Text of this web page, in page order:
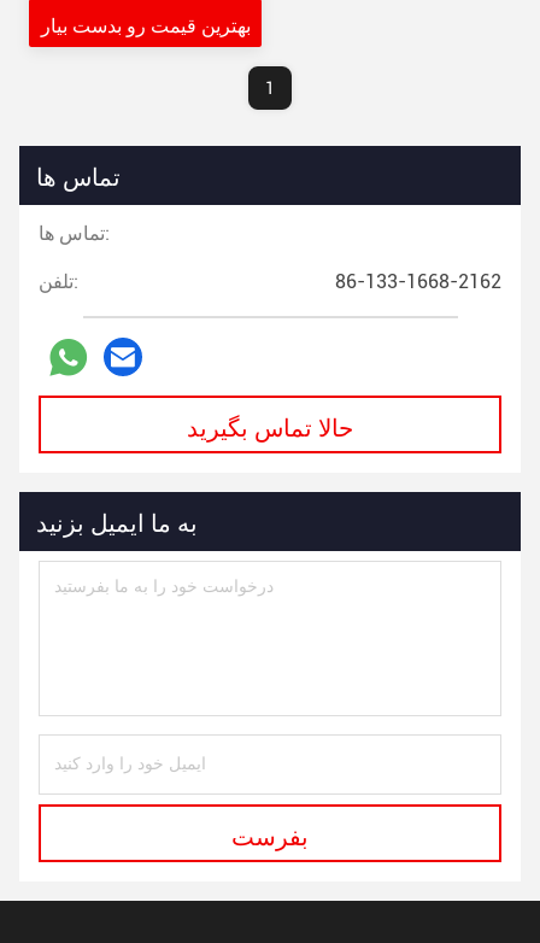
بهترین قیمت رو بدست بیار
1
تماس ها
تماس ها:
تلفن: 86-133-1668-2162
حالا تماس بگیرید
به ما ایمیل بزنید
بفرست